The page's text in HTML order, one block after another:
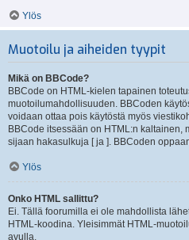
Ylös
Muotoilu ja aiheiden tyypit
Mikä on BBCode?
BBCode on HTML-kielen tapainen
muotoilumahdollisuuden. BBCoden
voidaan ottaa pois käytöstä myös
BBCode itsessään on HTML:n kaltainen,
sijaan hakasulkuja [ ja ]. BBCoden
Ylös
Onko HTML sallittu?
Ei. Tällä foorumilla ei ole mahdollista
HTML-koodina. Yleisimmät HTML-
avulla.